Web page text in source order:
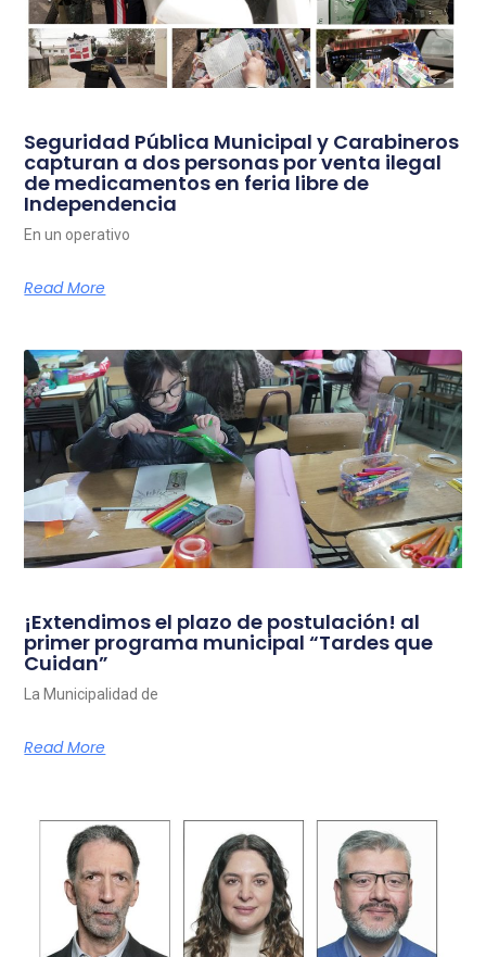
Seguridad Pública Municipal y Carabineros
capturan a dos personas por venta ilegal
de medicamentos en feria libre de
Independencia
En un operativo
Read More
¡Extendimos el plazo de postulación! al
primer programa municipal “Tardes que
Cuidan”
La Municipalidad de
Read More